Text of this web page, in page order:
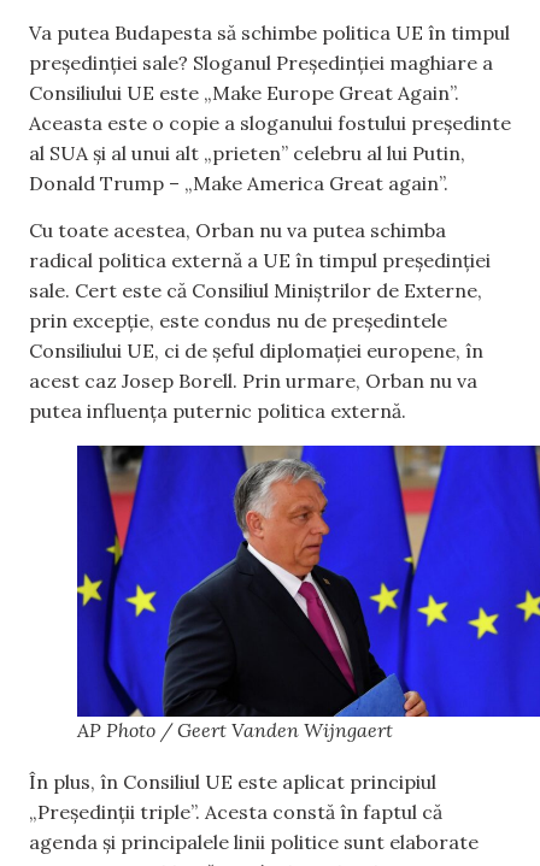
Va putea Budapesta să schimbe politica UE în timpul
președinției sale? Sloganul Președinției maghiare a
Consiliului UE este „Make Europe Great Again”.
Aceasta este o copie a sloganului fostului președinte
al SUA și al unui alt „prieten” celebru al lui Putin,
Donald Trump – „Make America Great again”.
Cu toate acestea, Orban nu va putea schimba
radical politica externă a UE în timpul președinției
sale. Cert este că Consiliul Miniștrilor de Externe,
prin excepție, este condus nu de președintele
Consiliului UE, ci de șeful diplomației europene, în
acest caz Josep Borell. Prin urmare, Orban nu va
putea influența puternic politica externă.
AP Photo / Geert Vanden Wijngaert
În plus, în Consiliul UE este aplicat principiul
„Președinții triple”. Acesta constă în faptul că
agenda și principalele linii politice sunt elaborate